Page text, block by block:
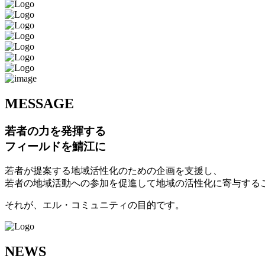
MESSAGE
若者の力を発揮する
フィールドを鯖江に
若者が提案する地域活性化のための企画を支援し、
若者の地域活動への参加を促進して地域の活性化に寄与する
それが、エル・コミュニティの目的です。
NEWS